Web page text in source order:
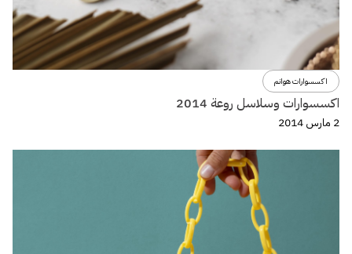
اكسسوارات هوانم
اكسسوارات وسلاسل روعة 2014
2 مارس 2014